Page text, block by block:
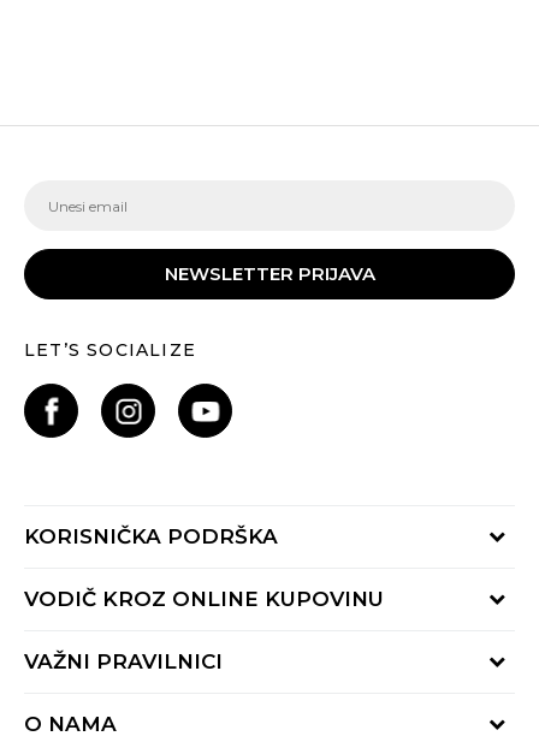
NEWSLETTER PRIJAVA
LET’S SOCIALIZE
KORISNIČKA PODRŠKA
Provjeri status porudžbine
Radno vrijeme 9-16h
VODIČ KROZ ONLINE KUPOVINU
Načini isporuke
Reklamacije
VAŽNI PRAVILNICI
O NAMA